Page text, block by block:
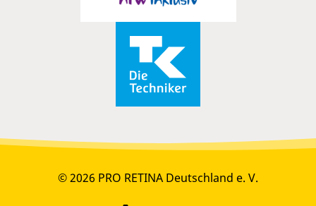
© 2026 PRO RETINA Deutschland e. V.